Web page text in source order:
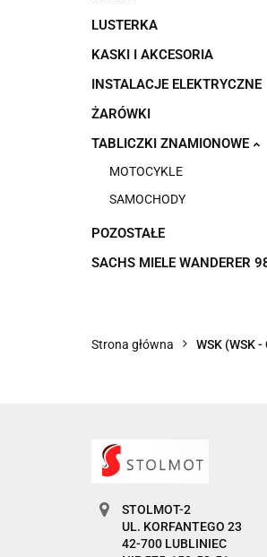
LUSTERKA
KASKI I AKCESORIA
INSTALACJE ELEKTRYCZNE
ŻARÓWKI
TABLICZKI ZNAMIONOWE
MOTOCYKLE
SAMOCHODY
POZOSTAŁE
SACHS MIELE WANDERER
Strona główna WSK (WSK
STOLMOT-2
UL. KORFANTEGO 23
42-700 LUBLINIEC